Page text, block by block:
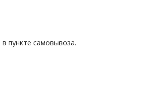
пункте самовывоза.